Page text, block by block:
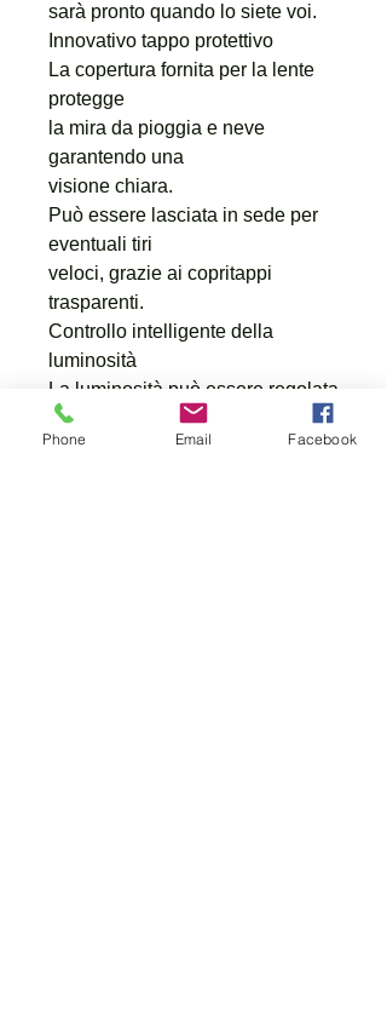
sarà pronto quando lo siete voi.
Innovativo tappo protettivo
La copertura fornita per la lente
protegge
la mira da pioggia e neve
garantendo una
visione chiara.
Può essere lasciata in sede per
eventuali tiri
veloci, grazie ai copritappi
trasparenti.
Controllo intelligente della
luminosità
La luminosità può essere regolata
manualmente su tre livelli
differenti. In alternativa, si può
Phone Email Facebook